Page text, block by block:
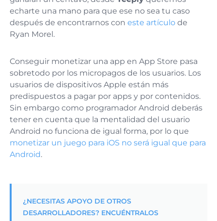
echarte una mano para que ese no sea tu caso
después de encontrarnos con este artículo de
Ryan Morel.
Conseguir monetizar una app en App Store pasa
sobretodo por los micropagos de los usuarios. Los
usuarios de dispositivos Apple están más
predispuestos a pagar por apps y por contenidos.
Sin embargo como programador Android deberás
tener en cuenta que la mentalidad del usuario
Android no funciona de igual forma, por lo que
monetizar un juego para iOS no será igual que para
Android.
¿NECESITAS APOYO DE OTROS
DESARROLLADORES? ENCUÉNTRALOS